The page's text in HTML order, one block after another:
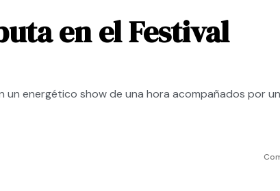
en el Festival
un energético show de una hora acompañados por